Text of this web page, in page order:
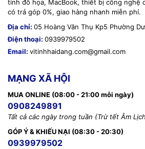
tính đồ họa, MacBook, thiết bị công nghệ
có trả góp 0%, giao hàng nhanh miễn phí.
Địa chỉ: 05 Hoàng Văn Thụ Kp5 Phường
Điện thoại: 0939979502
Email: vitinhhaidang.com@gmail.com
MẠNG XÃ HỘI
MUA ONLINE (08:00 - 21:00 mỗi ngày)
0908249891
Tất cả các ngày trong tuần (Trừ tết Âm
GÓP Ý & KHIẾU NẠI (08:30 - 20:30)
0939979502